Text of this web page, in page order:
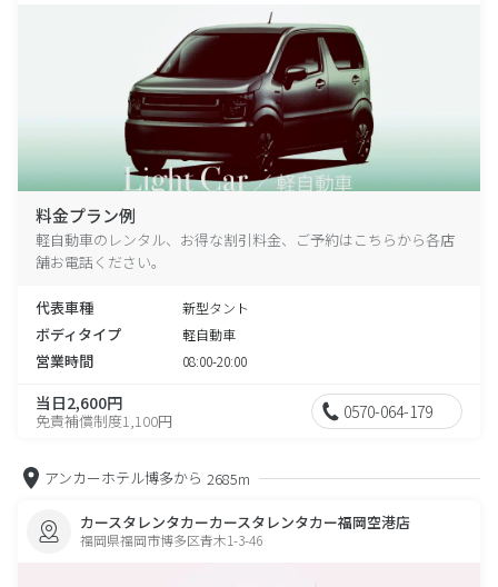
料金プラン例
軽自動車のレンタル、お得な割引料金、ご予約はこちらから各店
舗お電話ください。
代表車種 新型タント
ボディタイプ 軽自動車
営業時間 08:00-20:00
当日2,600円
免責補償制度1,100円 0570-064-179
アンカーホテル博多から 2685m
カースタレンタカーカースタレンタカー福岡空港店
福岡県福岡市博多区青木1-3-46